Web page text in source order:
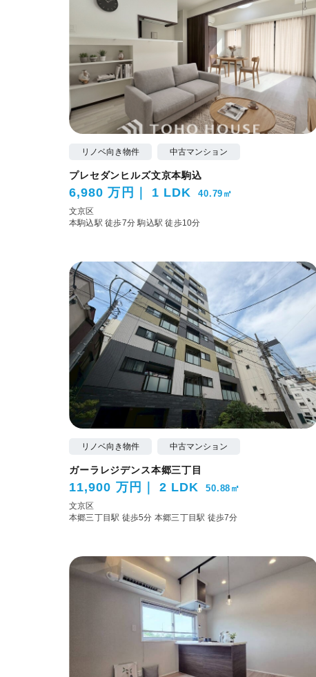
リノベ向き物件 中古マンション
プレセダンヒルズ文京本駒込
6,980 万円 1 LDK 40.79㎡
文京区
本駒込駅 徒歩7分駒込駅 徒歩10分
リノベ向き物件 中古マンション
ガーラレジデンス本郷三丁目
11,900 万円 2 LDK 50.88㎡
文京区
本郷三丁目駅 徒歩5分 本郷三丁目駅 徒歩7分